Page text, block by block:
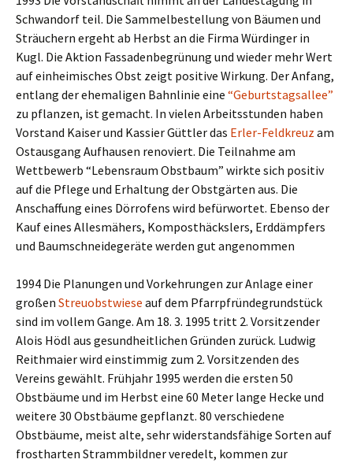
Schwandorf teil. Die Sammelbestellung von Bäumen und
Sträuchern ergeht ab Herbst an die Firma Würdinger in
Kugl. Die Aktion Fassadenbegrünung und wieder mehr Wert
auf einheimisches Obst zeigt positive Wirkung. Der Anfang,
entlang der ehemaligen Bahnlinie eine “Geburtstagsallee”
zu pflanzen, ist gemacht. In vielen Arbeitsstunden haben
Vorstand Kaiser und Kassier Güttler das Erler-Feldkreuz am
Ostausgang Aufhausen renoviert. Die Teilnahme am
Wettbewerb “Lebensraum Obstbaum” wirkte sich positiv
auf die Pflege und Erhaltung der Obstgärten aus. Die
Anschaffung eines Dörrofens wird befürwortet. Ebenso der
Kauf eines Allesmähers, Komposthäckslers, Erddämpfers
und Baumschneidegeräte werden gut angenommen
1994 Die Planungen und Vorkehrungen zur Anlage einer
großen Streuobstwiese auf dem Pfarrpfründegrundstück
sind im vollem Gange. Am 18. 3. 1995 tritt 2. Vorsitzender
Alois Hödl aus gesundheitlichen Gründen zurück. Ludwig
Reithmaier wird einstimmig zum 2. Vorsitzenden des
Vereins gewählt. Frühjahr 1995 werden die ersten 50
Obstbäume und im Herbst eine 60 Meter lange Hecke und
weitere 30 Obstbäume gepflanzt. 80 verschiedene
Obstbäume, meist alte, sehr widerstandsfähige Sorten auf
frostharten Strammbildner veredelt, kommen zur